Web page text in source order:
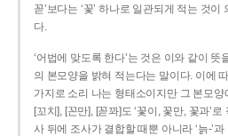
꼳’보다는 ‘꽃’ 하나로 일관되게 적는 것이
다.
‘어법에 맞도록 한다’는 것은 이와 같이
의 본모양을 밝혀 적는다는 말이다. 이에 따
가지로 소리 나는 형태소이지만 그 본모양
[꼬치], [꼰만], [꼳꽈]도 ‘꽃이, 꽃만, 꽃과’로
사 뒤에 조사가 결합할 때뿐 아니라 ‘늙-’